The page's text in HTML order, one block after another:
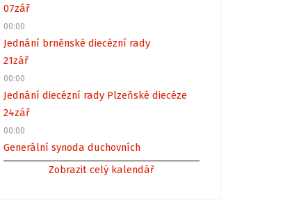
07zář
00:00
Jednání brněnské diecézní rady
21zář
00:00
Jednání diecézní rady Plzeňské diecéze
24zář
00:00
Generální synoda duchovních
Zobrazit celý kalendář